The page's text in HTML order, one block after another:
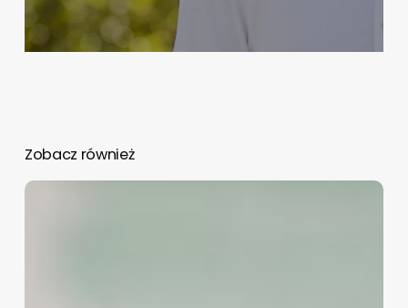
Zobacz również